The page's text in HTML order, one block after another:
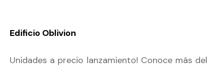
Edificio Oblivion
Unidades a precio lanzamiento! Conoce más del